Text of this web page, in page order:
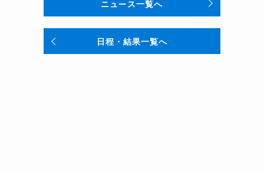
ニュース一覧へ
日程・結果一覧へ